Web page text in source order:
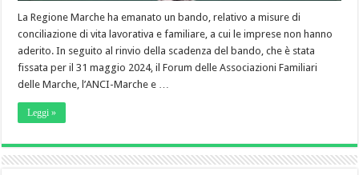
La Regione Marche ha emanato un bando, relativo a misure di
conciliazione di vita lavorativa e familiare, a cui le imprese non hanno
aderito. In seguito al rinvio della scadenza del bando, che è stata
fissata per il 31 maggio 2024, il Forum delle Associazioni Familiari
delle Marche, l’ANCI-Marche e …
Leggi »